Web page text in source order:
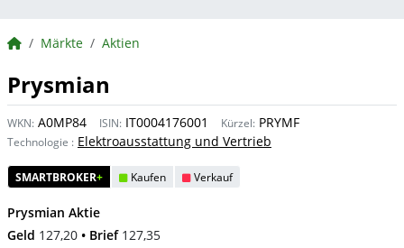
BörsenNEWS.de
Märkte Aktien
Prysmian
WKN: A0MP84 ISIN: IT0004176001 Kürzel: PRYMF
Technologie : Elektroausstattung und Vertrieb
SMARTBROKER+ Kaufen Verkauf
Prysmian Aktie
Geld 127,20 • Brief 127,35